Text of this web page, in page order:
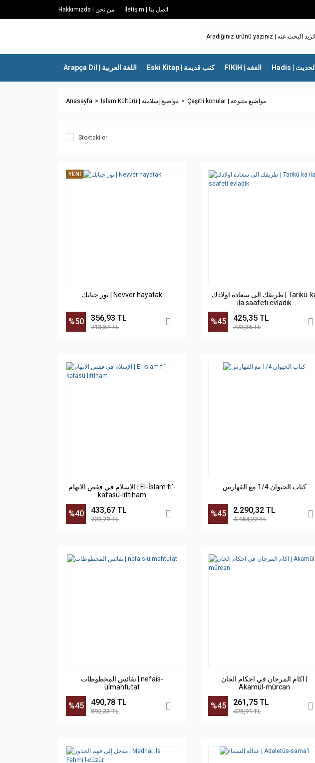
Hakkımızda | من نحن İletişim | اتصل بنا
Arapça Dil | اللغة العربية Eski Kitap | كتب قديمة FIKIH | الفقه Hadis | الحديث
Anasayfa İslam Kültürü | مواضيع إسلامية Çeşitli konular | مواضيع متنوعة
Stoktakiler
YENİ
نور حياتك | Nevver hayatak
%50 356,93 TL
713,87 TL
طريقك الى سعادة اولادك | Tarikü-ka
ila saafeti evladik
%45 425,35 TL
773,36 TL
الإسلام في قفص الاتهام | El-İslam fi'-
kafasü-littiham
%40 433,67 TL
722,79 TL
كتاب الحيوان 1/4 مع الفهارس
%45 2.290,32 TL
4.164,22 TL
نفائس المخطوطات | nefais-
ülmahtutat
%45 490,78 TL
892,33 TL
اكام المرجان في احكام الجان |
Akamül-mürcan
%45 261,75 TL
475,91 TL